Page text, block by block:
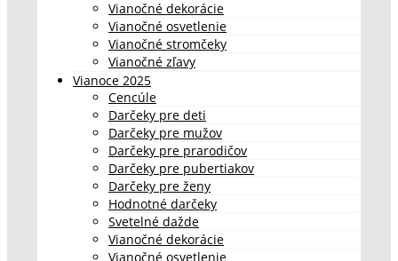
Vianočné dekorácie
Vianočné osvetlenie
Vianočné stromčeky
Vianočné zľavy
Vianoce 2025
Cencúle
Darčeky pre deti
Darčeky pre mužov
Darčeky pre prarodičov
Darčeky pre pubertiakov
Darčeky pre ženy
Hodnotné darčeky
Svetelné dažde
Vianočné dekorácie
Vianočné osvetlenie